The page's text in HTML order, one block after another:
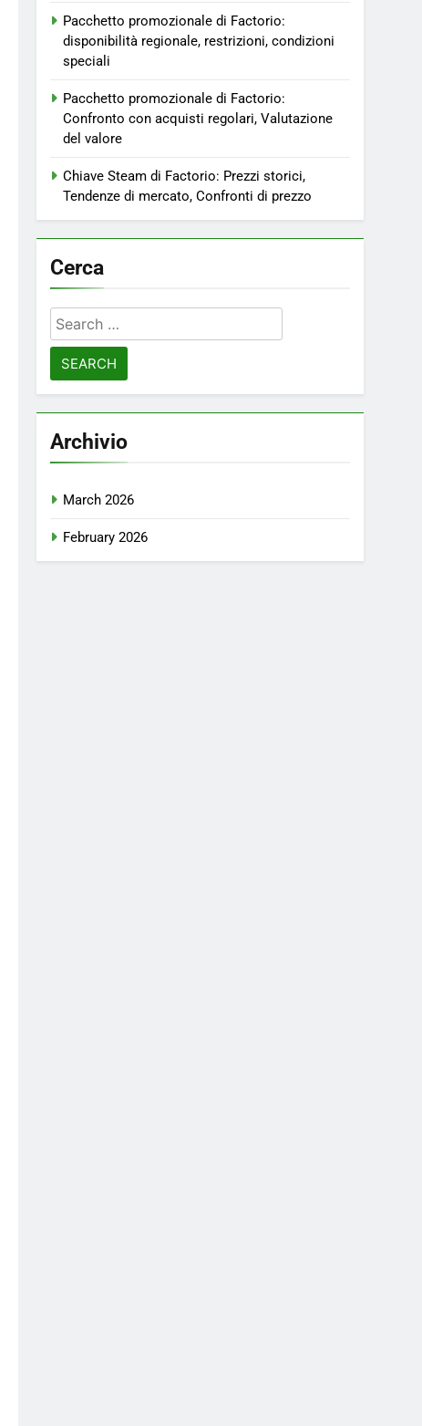
Pacchetto promozionale di Factorio:
disponibilità regionale, restrizioni, condizioni
speciali
Pacchetto promozionale di Factorio:
Confronto con acquisti regolari, Valutazione
del valore
Chiave Steam di Factorio: Prezzi storici,
Tendenze di mercato, Confronti di prezzo
Cerca
Search
for:
Archivio
March 2026
February 2026